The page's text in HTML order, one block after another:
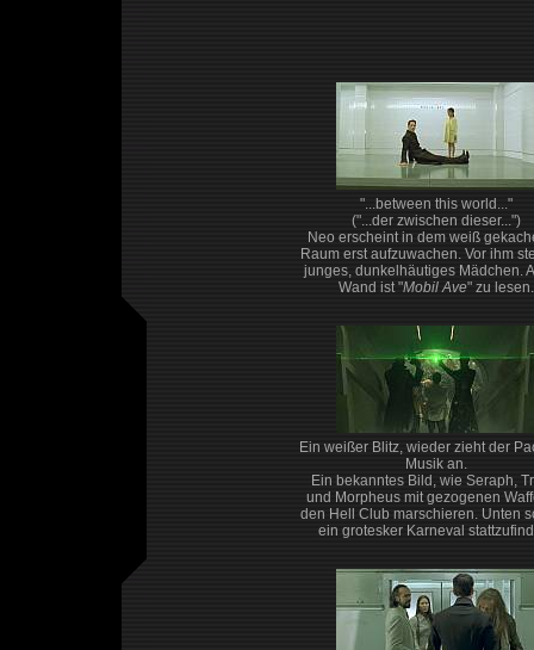
"...between this world..."
("...der zwischen dieser...")
Neo erscheint in dem weiß
Raum erst aufzuwachen. Vor ihm
junges, dunkelhäutiges Mädchen.
Wand ist "Mobil Ave" zu lesen.
Ein weißer Blitz, wieder zieht der
Musik an.
Ein bekanntes Bild, wie Seraph,
und Morpheus mit gezogenen
den Hell Club marschieren. Unten
ein grotesker Karneval